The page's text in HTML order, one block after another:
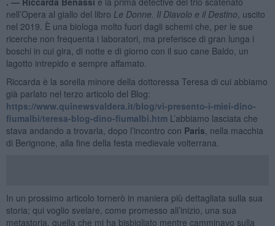
nell’Opera al giallo del libro Le Donne. Il Diavolo e il Destino , uscito
nel 2019. È una biologa molto fuori dagli schemi che, per le sue
ricerche non frequenta i laboratori, ma preferisce di gran lunga i
boschi in cui gira, di notte e di giorno con il suo cane Baldo, un
lagotto intrepido e sempre affamato.
Riccarda è la sorella minore della dottoressa Teresa di cui abbiamo
già parlato nel terzo articolo del Blog:
https://www.quinewsvaldera.it/blog/vi-presento-i-miei-dino-
fiumalbi/teresa-blog-dino-fiumalbi.htm L’abbiamo lasciata che
stava andando a trovarla, dopo l’incontro con Paris , nella macchia
di Berignone, alla fine della festa medievale volterrana.
In un prossimo articolo tornerò in maniera più dettagliata sulla sua
storia; qui voglio svelare, come promesso all’inizio, una sua
metastoria, quella che mi ha bisbigliato mentre camminavo sulla